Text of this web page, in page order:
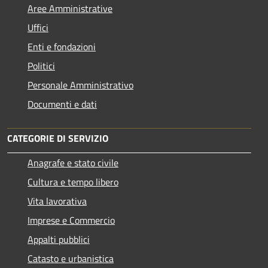
Aree Amministrative
Uffici
Enti e fondazioni
Politici
Personale Amministrativo
Documenti e dati
CATEGORIE DI SERVIZIO
Anagrafe e stato civile
Cultura e tempo libero
Vita lavorativa
Imprese e Commercio
Appalti pubblici
Catasto e urbanistica